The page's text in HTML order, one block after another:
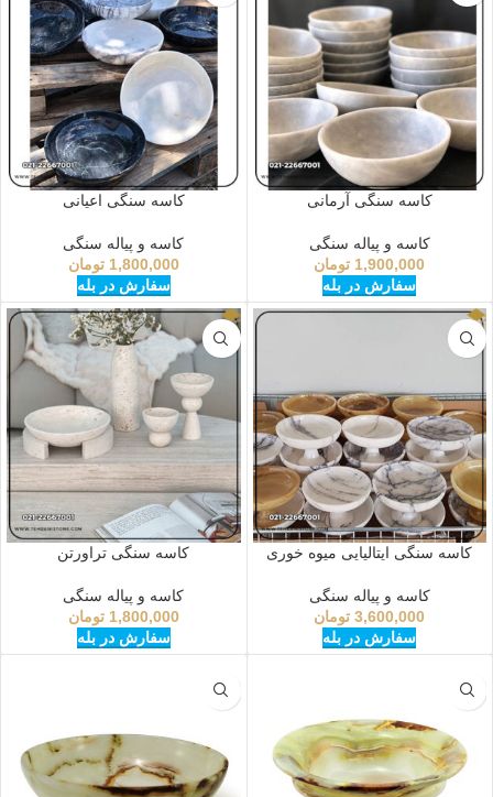
کاسه سنگی آرمانی
کاسه و پیاله سنگی
1,900,000 تومان
سفارش در بله
کاسه سنگی اعیانی
کاسه و پیاله سنگی
1,800,000 تومان
سفارش در بله
کاسه سنگی ایتالیایی میوه خوری
کاسه و پیاله سنگی
3,600,000 تومان
سفارش در بله
کاسه سنگی تراورتن
کاسه و پیاله سنگی
1,800,000 تومان
سفارش در بله